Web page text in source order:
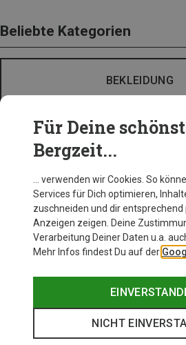
Beliebte Kategorien
BEKLEIDUNG
Für Deine
Bergzeit...
… verwenden wir Cookies. So
Services für Dich optimieren,
zuschneiden und dir
Anzeigen zeigen. Deine
Verarbeitung Deiner Daten u.a.
Mehr Infos findest Du auf der
NICHT